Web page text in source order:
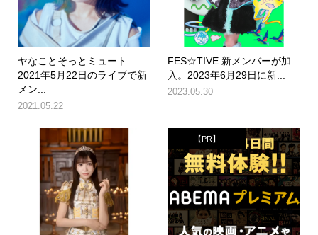
ヤなことそっとミュート
2021年5月22日のライブで新
メン...
2021.05.22
FES☆TIVE 新メンバーが加
入。2023年6月29日に新...
2023.05.30
【PR】